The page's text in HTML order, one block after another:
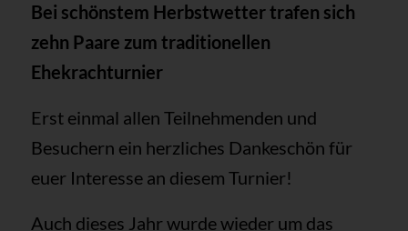
Bei schönstem Herbstwetter trafen sich
zehn Paare zum traditionellen
Ehekrachturnier
Erst einmal allen Teilnehmenden und
Besuchern ein herzliches Dankeschön für
euer Interesse an diesem Turnier!
Auch dieses Jahr wurde wieder um das